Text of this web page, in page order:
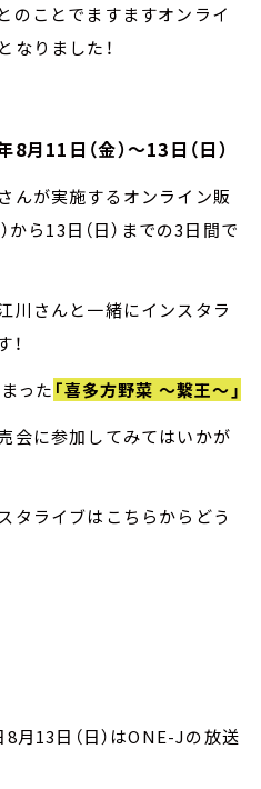
のことでますますオンライ
なりました！
11日（金）～13日（日）
んが実施するオンライン販
から13日（日）までの3日間で
川さんと一緒にインスタラ
った 「喜多方野菜 ～繋王～」
会に参加してみてはいかが
タライブはこちらからどう
月13日（日）はONE-Jの放送